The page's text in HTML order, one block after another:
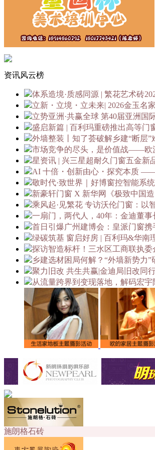
资讯风云榜
体系造境·质感同源 | 繁花艺术砖
立新・立境・立未来| 2026金玉名
立势亚洲·共赢全球 第40届亚洲
盛启新篇 | 百利玛重磅推出高等门
外墙整装丨知了荟破解乡建“断层
市场竞争的尽头，是价值战——欧
星资讯 | 兴三星超耐久门窗五金新
AI 十倍・创新由心・探究本质
敬时代·致世界｜好博窗控智能系
新豪轩门窗 X 新华网《极致中国
乘风起·见繁花 专访沃伦门窗：以
一扇门，两代人，40年：金迪董事
首日引爆广州建博会：皇派门窗
绿碳筑基 窗启好房 | 百利玛&华南
探访智造标杆！三水区工商联执
乡建选材困局何解？“外墙新势力
聚力旧改 共生共赢|金迪局旧改同
从流量跨界到变现落地，解码宏
施朗格石砖